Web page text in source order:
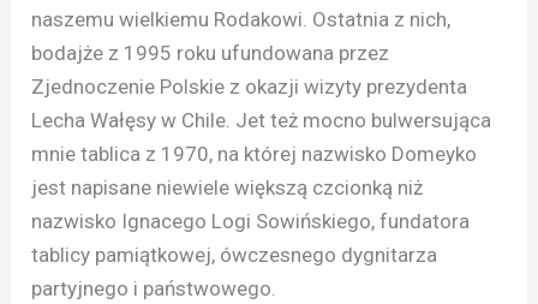
naszemu wielkiemu Rodakowi. Ostatnia z nich,
bodajże z 1995 roku ufundowana przez
Zjednoczenie Polskie z okazji wizyty prezydenta
Lecha Wałęsy w Chile. Jet też mocno bulwersująca
mnie tablica z 1970, na której nazwisko Domeyko
jest napisane niewiele większą czcionką niż
nazwisko Ignacego Logi Sowińskiego, fundatora
tablicy pamiątkowej, ówczesnego dygnitarza
partyjnego i państwowego.